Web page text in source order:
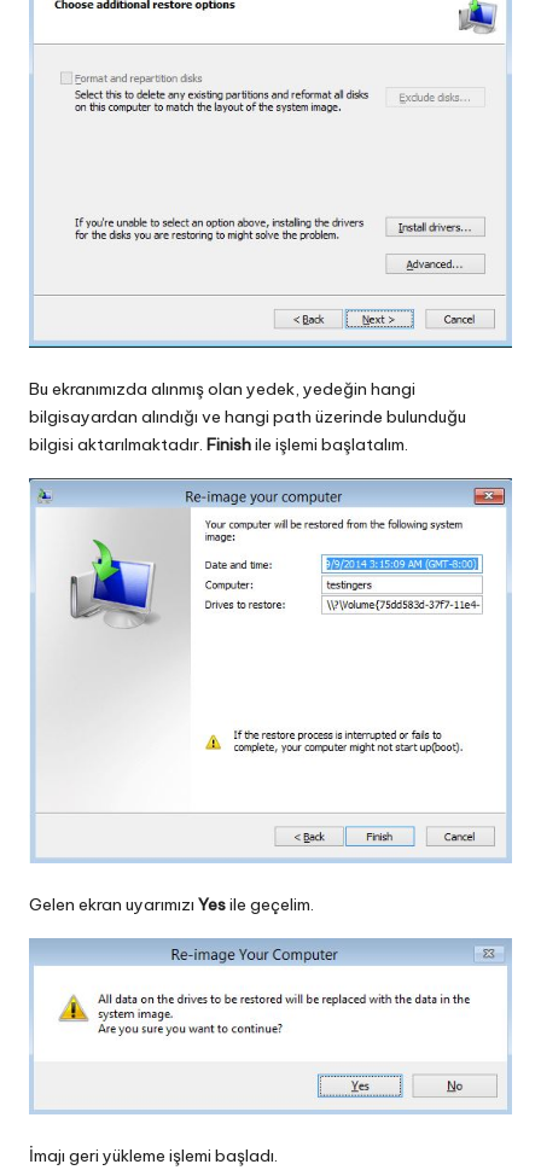
Bu ekranımızda alınmış olan yedek, yedeğin hangi
bilgisayardan alındığı ve hangi path üzerinde bulunduğu
bilgisi aktarılmaktadır. Finishile işlemi başlatalım.
Gelen ekran uyarımızı Yesile geçelim.
İmajı geri yükleme işlemi başladı.